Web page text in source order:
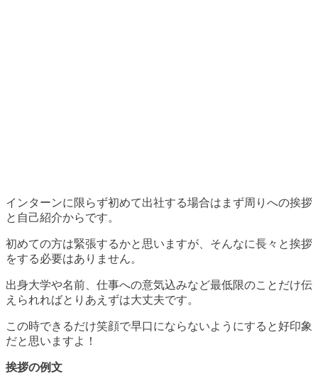
インターンに限らず初めて出社する場合はまず周りへの挨拶
と自己紹介からです。
初めての方は緊張するかと思いますが、そんなに長々と挨拶
をする必要はありません。
出身大学や名前、仕事への意気込みなど最低限のことだけ伝
えられればとりあえずは大丈夫です。
この時できるだけ笑顔で早口にならないようにすると好印象
だと思いますよ！
挨拶の例文